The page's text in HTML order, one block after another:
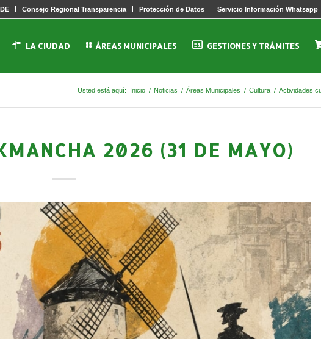
Consejo Regional Transparencia Protección de Datos Servicio Información Whatsapp
LA CIUDAD ÁREAS MUNICIPALES GESTIONES Y TRÁMITES
Usted está aquí: Inicio / Noticias / Áreas Municipales / Cultura / Actividades
2026 (31 DE MAYO)